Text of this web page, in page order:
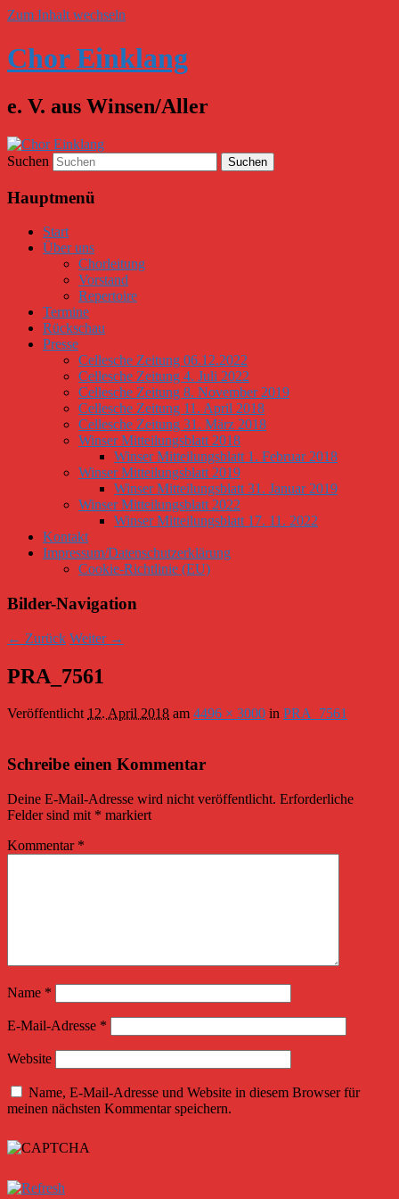
Zum Inhalt wechseln
Chor Einklang
e. V. aus Winsen/Aller
Suchen
Hauptmenü
Start
Über uns
Chorleitung
Vorstand
Repertoire
Termine
Rückschau
Presse
Cellesche Zeitung 06.12.2022
Cellesche Zeitung 4. Juli 2022
Cellesche Zeitung 8. November 2019
Cellesche Zeitung 11. April 2018
Cellesche Zeitung 31. März 2018
Winser Mitteilungsblatt 2018
Winser Mitteilungsblatt 1. Februar 2018
Winser Mitteilungsblatt 2019
Winser Mitteilungsblatt 31. Januar 2019
Winser Mitteilungsblatt 2022
Winser Mitteilungsblatt 17. 11. 2022
Kontakt
Impressum/Datenschutzerklärung
Cookie-Richtlinie (EU)
Bilder-Navigation
← Zurück Weiter →
PRA_7561
Veröffentlicht 12. April 2018 am 4496 × 3000 in PRA_7561
Schreibe einen Kommentar
Deine E-Mail-Adresse wird nicht veröffentlicht. Erforderliche
Felder sind mit * markiert
Kommentar *
Name *
E-Mail-Adresse *
Website
Name, E-Mail-Adresse und Website in diesem Browser für
meinen nächsten Kommentar speichern.